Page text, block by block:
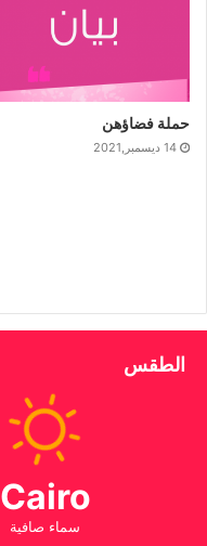
حملة فضاؤهن
14 ديسمبر,2021
الطقس
Cairo
سماء صافية